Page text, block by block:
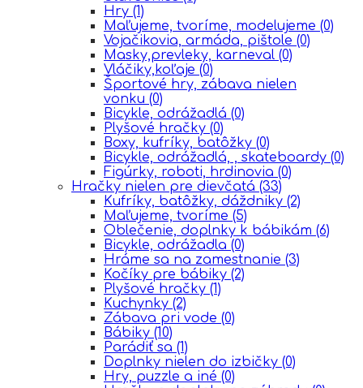
Hry (1)
Maľujeme, tvoríme, modelujeme (0)
Vojačikovia, armáda, pištole (0)
Masky,prevleky, karneval (0)
Vláčiky,koľaje (0)
Športové hry, zábava nielen
vonku (0)
Bicykle, odrážadlá (0)
Plyšové hračky (0)
Boxy, kufríky, batôžky (0)
Bicykle, odrážadlá, , skateboardy (0)
Figúrky, roboti, hrdinovia (0)
Hračky nielen pre dievčatá (33)
Kufríky, batôžky, dáždniky (2)
Maľujeme, tvoríme (5)
Oblečenie, doplnky k bábikám (6)
Bicykle, odrážadla (0)
Hráme sa na zamestnanie (3)
Kočíky pre bábiky (2)
Plyšové hračky (1)
Kuchynky (2)
Zábava pri vode (0)
Bábiky (10)
Parádiť sa (1)
Doplnky nielen do izbičky (0)
Hry, puzzle a iné (0)